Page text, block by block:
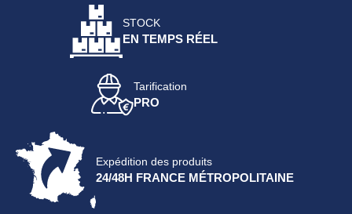
STOCK
EN TEMPS RÉEL
Tarification
PRO
Expédition des produits
24/48H FRANCE MÉTROPOLITAINE